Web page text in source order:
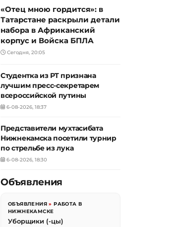
«Отец мною гордится»: в
Татарстане раскрыли детали
набора в Африканский
корпус и Войска БПЛА
Сегодня, 20:05
Студентка из РТ признана
лучшим пресс-секретарем
всероссийской путины
6-08-2026, 18:37
Представители мухтасибата
Нижнекамска посетили турнир
по стрельбе из лука
6-08-2026, 18:30
Объявления
ОБЪЯВЛЕНИЯ »РАБОТА В
НИЖНЕКАМСКЕ
Уборщики (-цы)